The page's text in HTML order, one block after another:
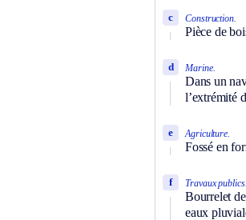
Construction.
Pièce de
c
Marine.
Dans un
l’extrémité
d
Agriculture.
Fossé en
e
Travaux publics.
Bourrelet
eaux
f